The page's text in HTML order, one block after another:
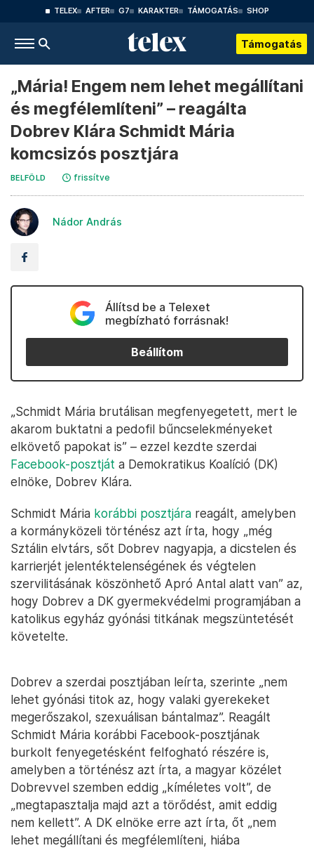
TELEX AFTER G7 KARAKTER TÁMOGATÁS SHOP
Támogatás
„Mária! Engem nem lehet megállítani
és megfélemlíteni” – reagálta
Dobrev Klára Schmidt Mária
komcsizós posztjára
BELFÖLD frissítve
Nádor András
Állítsd be a Telexet
megbízható forrásnak!
Beállítom
„Schmidt Mária brutálisan megfenyegetett, mert le
akarom buktatni a pedofil bűncselekményeket
elkövető papokat is” – ezzel kezdte szerdai
Facebook-posztját a Demokratikus Koalíció (DK)
elnöke, Dobrev Klára.
Schmidt Mária korábbi posztjára reagált, amelyben
a kormányközeli történész azt írta, hogy „még
Sztálin elvtárs, sőt Dobrev nagyapja, a dicstelen és
karrierjét jelentéktelenségének és végtelen
szervilitásának köszönhető Apró Antal alatt van” az,
hogy Dobrev a DK gyermekvédelmi programjában a
katolikus egyház gyónási titkának megszüntetését
követelte.
Dobrev a szerdai posztjában leírta, szerinte „nem
lehet gyónási titok az, hogy valaki gyerekeket
megerőszakol, szexuálisan bántalmaz”. Reagált
Schmidt Mária korábbi Facebook-posztjának
burkolt fenyegetésként felfogható részére is,
amelyben a történész azt írta, a magyar közélet
Dobrevvel szemben eddig „kíméletes volt”, de
„megtapasztalja majd azt a törődést, amit eddig
nem kellett”. A DK elnöke erre azt írta, őt „nem
lehet megállítani és megfélemlíteni, hiába